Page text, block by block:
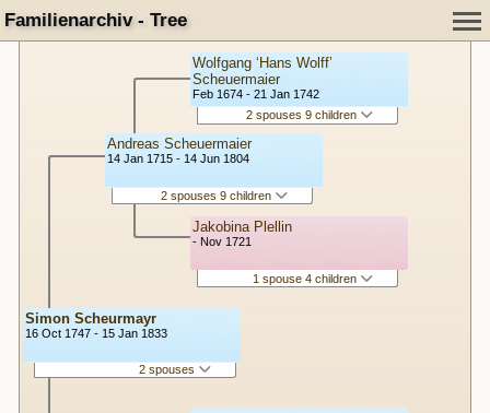
Familienarchiv - Tree
Simon Scheurmayr
16 Oct 1747 - 15 Jan 1833
2 spouses
Andreas Scheuermaier
14 Jan 1715 - 14 Jun 1804
2 spouses 9 children
Wolfgang ‘Hans Wolff’
Scheuermaier
Feb 1674 - 21 Jan 1742
2 spouses 9 children
Jakobina Plellin
- Nov 1721
1 spouse 4 children